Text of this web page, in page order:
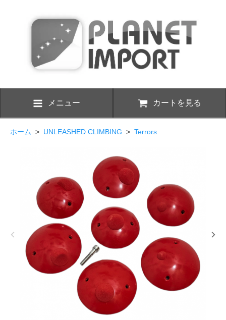
メニュー カートを見る
ホーム > UNLEASHED CLIMBING > Terrors